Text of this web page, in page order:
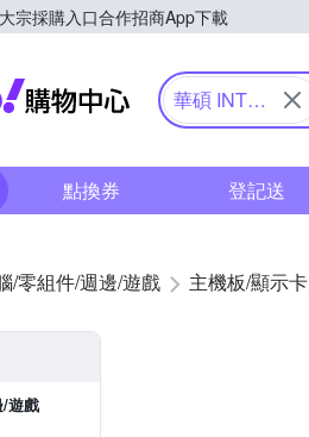
宗採購入口合作招商App下載
Yahoo購物中心
華碩 INTEL
點換券 登記送
/零組件/週邊/遊戲 主機板/顯示卡
遊戲